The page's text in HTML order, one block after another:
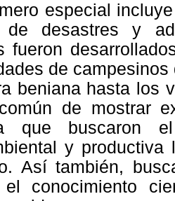
especial
de desastres y
fueron
de
beniana hasta los
de mostrar
que buscaron
y
Así también,
conocimiento